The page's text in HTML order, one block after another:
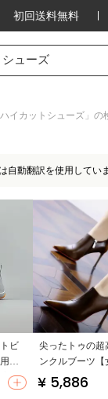
庭用
初回送料無料
ューズ
ハイカットシューズ」の
自動翻訳を使用してい
ビ
・
】
尖ったトゥの超
ンクルブーツ【
ンプルでスタイ
¥ 5,886